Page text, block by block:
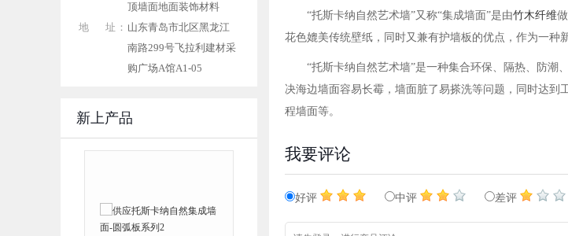
“托斯卡纳自然艺术墙”又称“集成墙面”是由竹木纤维
花色媲美传统壁纸，同时又兼有护墙板的优点，作为一种
“托斯卡纳自然艺术墙”是一种集合环保、隔热、防
决海边墙面容易长霉，墙面脏了易搽洗等问题，同时达
程墙面等。
我要评论
好评 中评 差评
顶墙面地面装饰材料
地 址： 山东青岛市北区黑龙江
南路299号飞拉利建材采
购广场A馆A1-05
新上产品